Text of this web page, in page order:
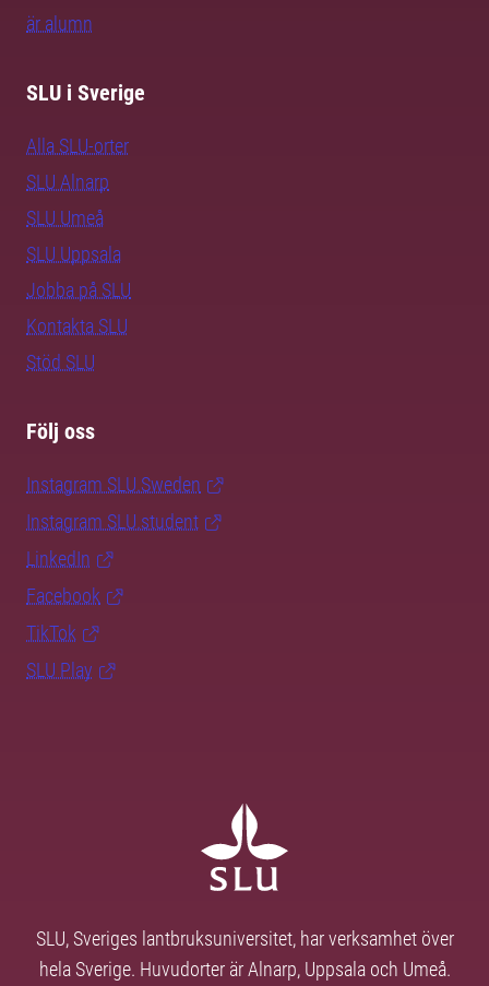
är alumn
SLU i Sverige
Alla SLU-orter
SLU Alnarp
SLU Umeå
SLU Uppsala
Jobba på SLU
Kontakta SLU
Stöd SLU
Följ oss
Instagram SLU.Sweden
Instagram SLU.student
LinkedIn
Facebook
TikTok
SLU Play
SLU, Sveriges lantbruksuniversitet, har verksamhet över
hela Sverige. Huvudorter är Alnarp, Uppsala och Umeå.